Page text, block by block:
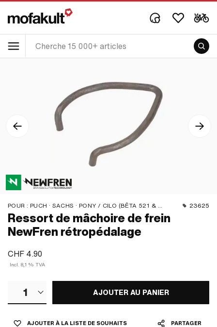
POUR : PUCH · SACHS · PONY / CILO (BÊTA 521 & 512) · ZÜNDAPP BELMONDO · CILO 23625
Ressort de mâchoire de frein
NewFren rétropédalage
CHF 4.90
Incl. 8,1 % TVA
1 AJOUTER AU PANIER
AJOUTER À LA LISTE DE SOUHAITS PARTAGER